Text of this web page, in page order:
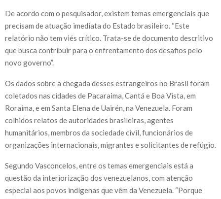
De acordo com o pesquisador, existem temas emergenciais que
precisam de atuação imediata do Estado brasileiro. “Este
relatório não tem viés crítico. Trata-se de documento descritivo
que busca contribuir para o enfrentamento dos desafios pelo
novo governo”.
Os dados sobre a chegada desses estrangeiros no Brasil foram
coletados nas cidades de Pacaraima, Cantá e Boa Vista, em
Roraima, e em Santa Elena de Uairén, na Venezuela. Foram
colhidos relatos de autoridades brasileiras, agentes
humanitários, membros da sociedade civil, funcionários de
organizações internacionais, migrantes e solicitantes de refúgio.
Segundo Vasconcelos, entre os temas emergenciais está a
questão da interiorização dos venezuelanos, com atenção
especial aos povos indígenas que vêm da Venezuela. “Porque